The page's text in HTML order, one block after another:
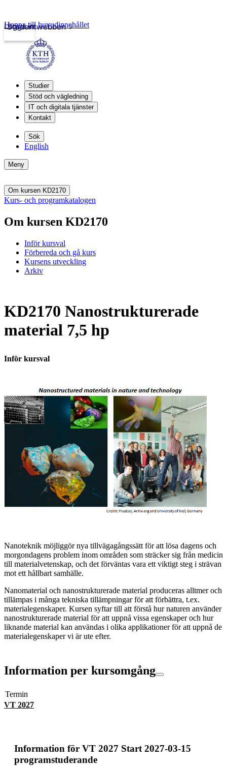
Studentwebben
Logga in
Hoppa till huvudinnehållet
Studier
Stöd och vägledning
IT och digitala tjänster
Kontakt
Sök
English
Meny
Om kursen KD2170
Kurs- och programkatalogen
Om kursen KD2170
Inför kursval
Förbereda och gå kurs
Kursens utveckling
Arkiv
KD2170 Nanostrukturerade
material 7,5 hp
Inför kursval
Nanoteknik möjliggör nya tillvägagångssätt för att lösa dagens och
morgondagens problem inom områden som sträcker sig från medicin
till materialvetenskap, och det förväntas vara ett viktigt steg i strävan
mot ett hållbart samhälle.
Nanomaterial och nanostrukturerade material produceras alltmer och
tillämpas i många tekniska tillämpningar för att förbättra, t.ex.
materialegenskaper. Kursen syftar till att förstå hur naturen använder
nanostrukturerade material för att uppnå vissa egenskaper och hur
liknande material kan användas i olika applikationer för att uppnå de
materialegenskaper vi är ute efter.
Information per kursomgång
Termin
VT 2027
Information för VT 2027 Start 2027-03-15
programstuderande